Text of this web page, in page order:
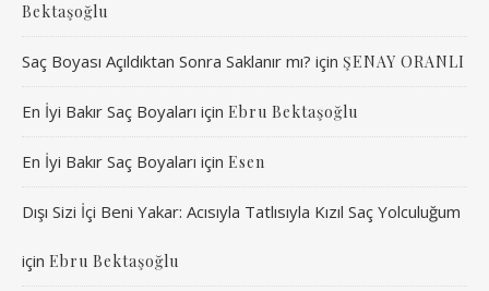
Bektaşoğlu
Saç Boyası Açıldıktan Sonra Saklanır mı? için ŞENAY ORANLI
En İyi Bakır Saç Boyaları için Ebru Bektaşoğlu
En İyi Bakır Saç Boyaları için Esen
Dışı Sizi İçi Beni Yakar: Acısıyla Tatlısıyla Kızıl Saç Yolculuğum
için Ebru Bektaşoğlu